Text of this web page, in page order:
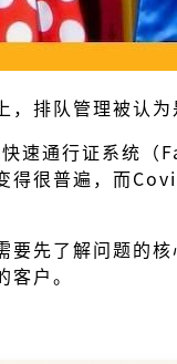
排队管理被认
速通行证系统
很普遍，而
要先了解问题的核
户。